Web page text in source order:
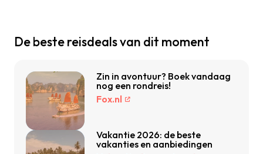
De beste reisdeals van dit moment
Zin in avontuur? Boek vandaag
nog een rondreis!
Fox.nl
Vakantie 2026: de beste
vakanties en aanbiedingen